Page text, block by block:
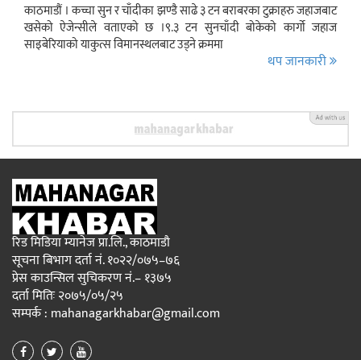
काठमाडौं । कच्चा सुन र चाँदीका झण्डै साढे ३ टन बराबरका टुक्राहरु जहाजबाट
खसेको ऐजेन्सीले वताएको छ ।९.३ टन सुनचाँदी बोकेको कार्गो जहाज
साइबेरियाको याकुत्स विमानस्थलबाट उड्ने क्रममा
थप जानकारी
रिड मिडिया म्यानेज प्रा.लि., काठमाडौ
सूचना बिभाग दर्ता नं. १०२२/०७५–७६
प्रेस काउन्सिल सुचिकरण नं.– १३७५
दर्ता मितिः २०७५/०५/२५
सम्पर्क : mahanagarkhabar@gmail.com